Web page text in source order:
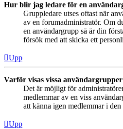
Hur blir jag ledare för en
Gruppledare utses oftast när
av en forumadministratör. Om
en användargrupp så är din
försök med att skicka ett
Upp
Varför visas vissa
Det är möjligt för
medlemmar av en viss
att känna igen medlemmar i den
Upp